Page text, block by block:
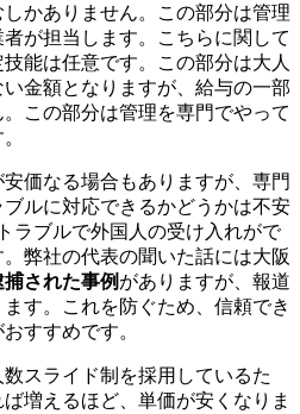
かありません。この部分は管理
が担当します。こちらに関して
能は任意です。この部分は大人
金額となりますが、給与の一部
この部分は管理を専門でやって
価なる場合もありますが、専門
ルに対応できるかどうかは不安
ラブルで外国人の受け入れがで
弊社の代表の聞いた話には大阪
された事例 がありますが、報道
す。これを防ぐため、信頼でき
すすめです。
スライド制を採用しているた
増えるほど、単価が安くなりま